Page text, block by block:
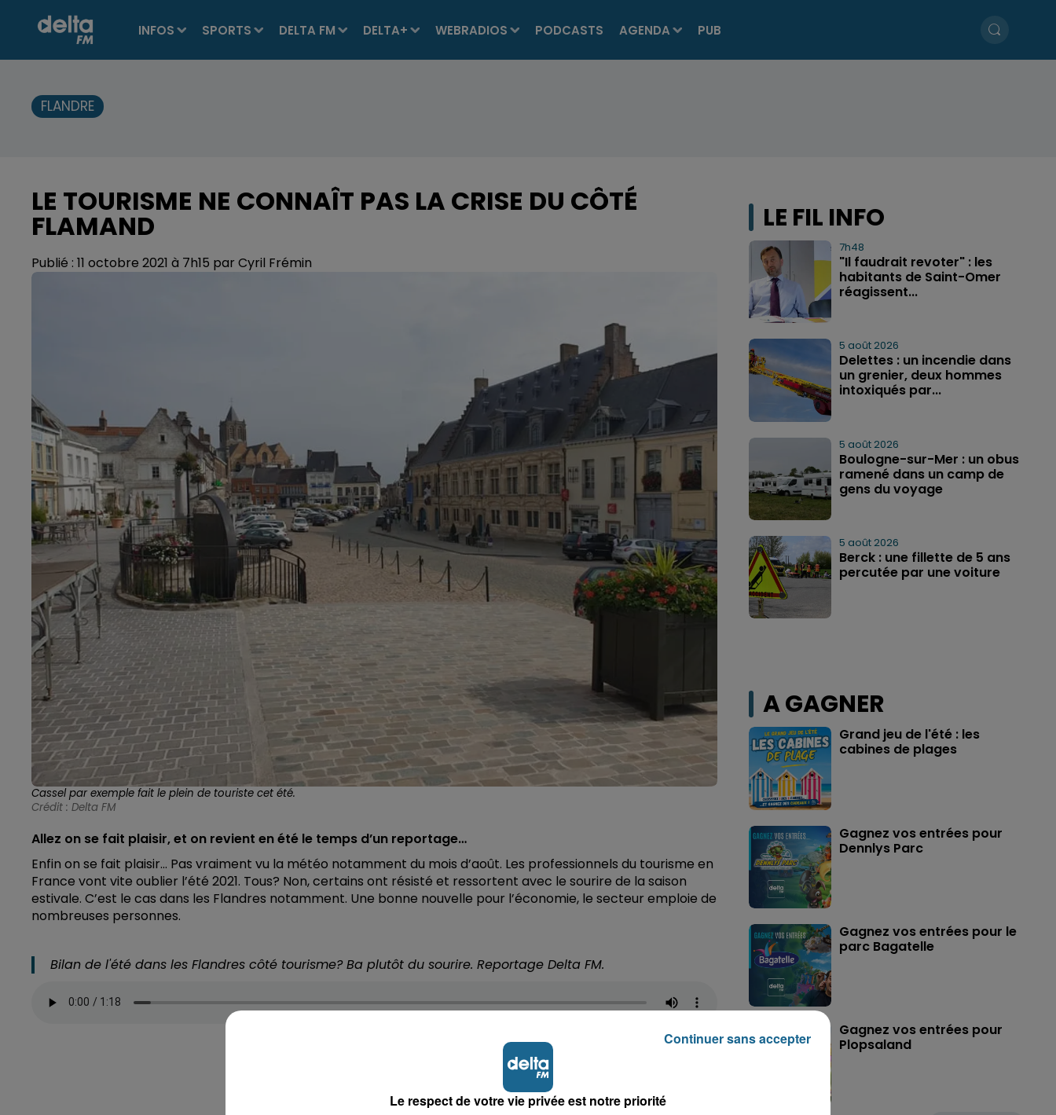
INFOS SPORTS DELTA FM DELTA+ WEBRADIOS PODCASTS AGENDA PUB
FLANDRE
LE TOURISME NE CONNAÎT PAS LA CRISE DU CÔTÉ
FLAMAND
Publié : 11 octobre 2021 à 7h15 par Cyril Frémin
Cassel par exemple fait le plein de touriste cet été.
Crédit : Delta FM
Allez on se fait plaisir, et on revient en été le temps d’un reportage…
Enfin on se fait plaisir... Pas vraiment vu la météo notamment du mois d’août. Les professionnels du tourisme en
France vont vite oublier l’été 2021. Tous? Non, certains ont résisté et ressortent avec le sourire de la saison
estivale. C’est le cas dans les Flandres notamment. Une bonne nouvelle pour l’économie, le secteur emploie de
nombreuses personnes.
Bilan de l'été dans les Flandres côté tourisme? Ba plutôt du sourire. Reportage Delta FM.
LE FIL INFO
7h48
"Il faudrait revoter" : les
habitants de Saint-Omer
réagissent...
5 août 2026
Delettes : un incendie dans
un grenier, deux hommes
intoxiqués par...
5 août 2026
Boulogne-sur-Mer : un obus
ramené dans un camp de
gens du voyage
5 août 2026
Berck : une fillette de 5 ans
percutée par une voiture
A GAGNER
Grand jeu de l'été : les
cabines de plages
Gagnez vos entrées pour
Dennlys Parc
Gagnez vos entrées pour le
parc Bagatelle
Gagnez vos entrées pour
Plopsaland
Le respect de votre vie privée est notre priorité
Continuer sans accepter